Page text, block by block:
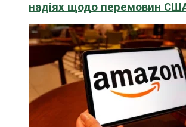
надіях щодо перемовин